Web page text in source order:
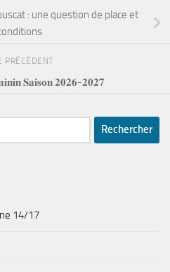
: une question de place et
PRÉCÉDENT
𝐒𝐚𝐢𝐬𝐨𝐧 𝟐𝟎𝟐𝟔-𝟐𝟎𝟐𝟕
14/17